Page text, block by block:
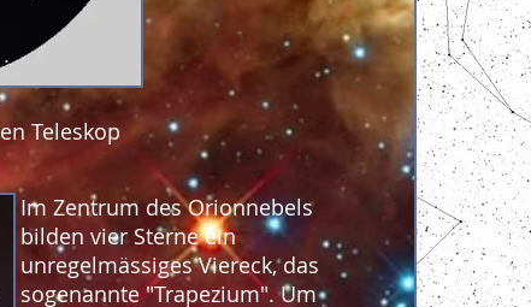
Teleskop
Im Zentrum des Orionnebels
bilden vier Sterne ein
unregelmässiges Viereck, das
sogenannte "Trapezium". Um